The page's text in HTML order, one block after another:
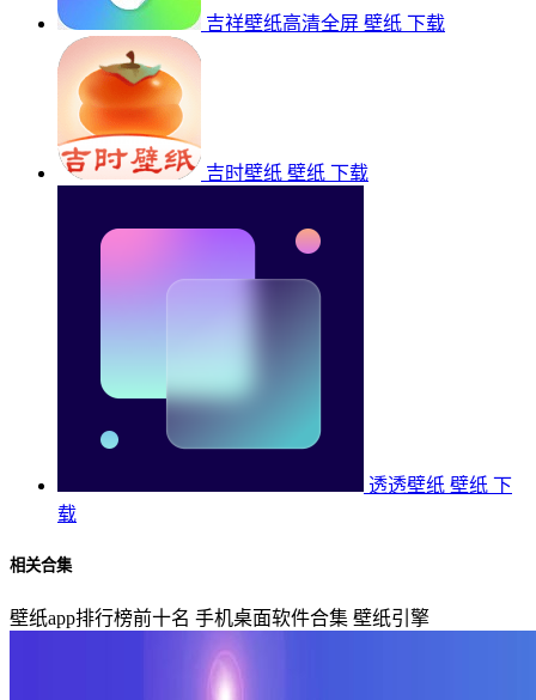
吉祥壁纸高清全屏 壁纸 下载
吉时壁纸 壁纸 下载
透透壁纸 壁纸 下
载
相关合集
壁纸app排行榜前十名 手机桌面软件合集 壁纸引擎